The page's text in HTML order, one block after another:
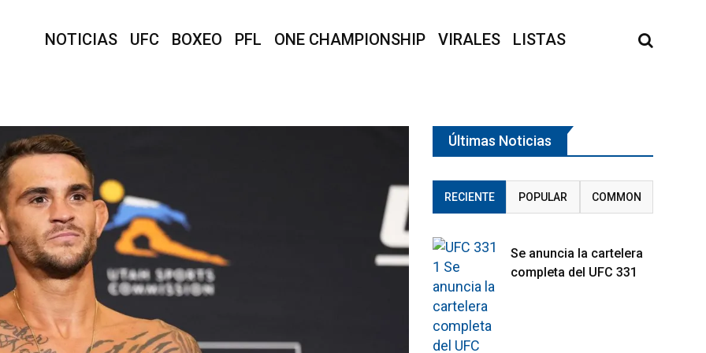
NOTICIAS UFC BOXEO PFL ONE CHAMPIONSHIP VIRALES LISTAS
Últimas Noticias
RECIENTE POPULAR COMMON
Se anuncia la cartelera
completa del UFC 331